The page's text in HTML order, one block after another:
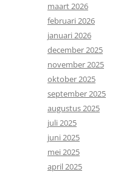
maart 2026
februari 2026
januari 2026
december 2025
november 2025
oktober 2025
september 2025
augustus 2025
juli 2025
juni 2025
mei 2025
april 2025